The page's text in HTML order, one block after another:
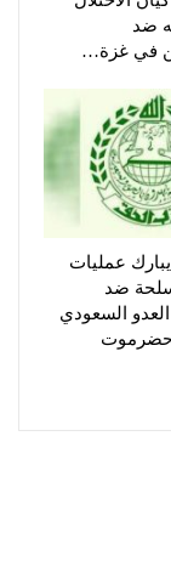
ضد
في غزة…
عمليات
ضد
السعودي